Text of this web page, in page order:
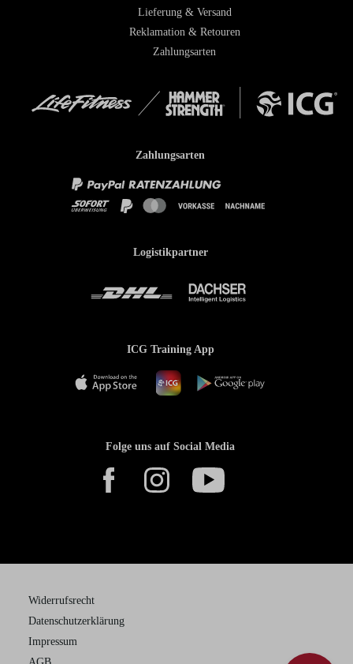
Lieferung & Versand
Reklamation & Retouren
Zahlungsarten
Zahlungsarten
Logistikpartner
ICG Training App
Folge uns auf Social Media
Widerrufsrecht
Datenschutzerklärung
Impressum